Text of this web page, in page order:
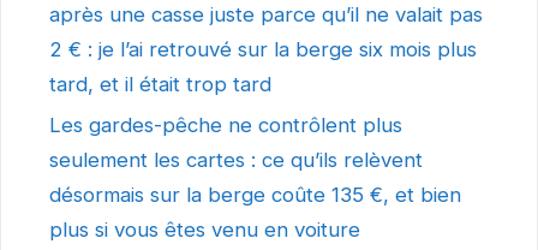
après une casse juste parce qu’il ne valait pas
2 € : je l’ai retrouvé sur la berge six mois plus
tard, et il était trop tard
Les gardes-pêche ne contrôlent plus
seulement les cartes : ce qu’ils relèvent
désormais sur la berge coûte 135 €, et bien
plus si vous êtes venu en voiture